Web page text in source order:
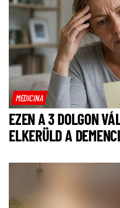
MEDICINA
EZEN A 3 DOLGON
ELKERÜLD A